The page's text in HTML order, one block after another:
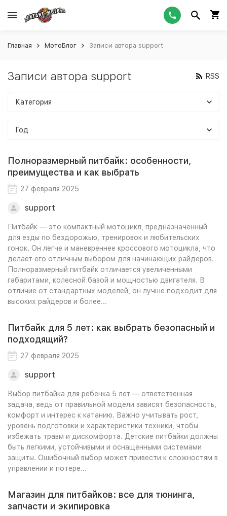
Главная МотоБлог Записи автора support
Записи автора support RSS
Категория
Год
Полноразмерный питбайк: особенности,
преимущества и как выбрать
27 февраля 2025
support
Питбайк — это компактный мотоцикл, предназначенный
для езды по бездорожью, тренировок и любительских
гонок. Он легче и маневреннее кроссового мотоцикла, что
делает его отличным выбором для начинающих райдеров.
Полноразмерный питбайк отличается увеличенными
габаритами, колесной базой и мощностью двигателя. В
отличие от стандартных моделей, он лучше подходит для
высоких райдеров и более...
Питбайк для 5 лет: как выбрать безопасный и
подходящий?
27 февраля 2025
support
Выбор питбайка для ребенка 5 лет — ответственная
задача, ведь от правильной модели зависят безопасность,
комфорт и интерес к катанию. Важно учитывать рост,
уровень подготовки и характеристики техники, чтобы
избежать травм и дискомфорта. Детские питбайки должны
быть легкими, устойчивыми и оснащенными системами
защиты. Ошибочный выбор может привести к сложностям в
управлении и потере...
Магазин для питбайков: все для тюнинга,
запчасти и экипировка